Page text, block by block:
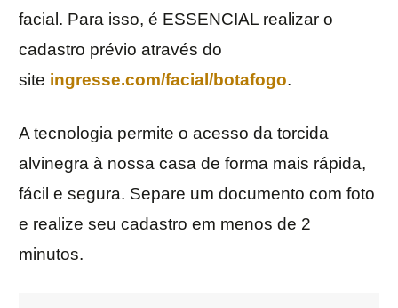
facial. Para isso, é ESSENCIAL realizar o
cadastro prévio através do
site ingresse.com/facial/botafogo.
A tecnologia permite o acesso da torcida
alvinegra à nossa casa de forma mais rápida,
fácil e segura. Separe um documento com foto
e realize seu cadastro em menos de 2
minutos.